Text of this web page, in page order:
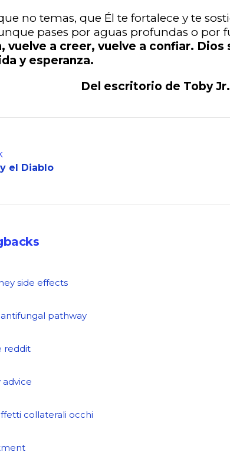
no temas, que Él te fortalece y te
pases por aguas profundas o por
vuelve a creer, vuelve a confiar.
y esperanza.
Del escritorio de Toby Jr.
el Diablo
side effects
pathway
reddit
advice
collaterali occhi